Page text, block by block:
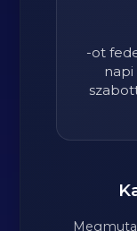
-ot